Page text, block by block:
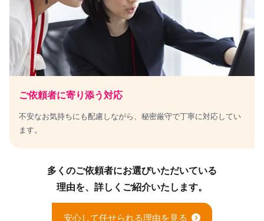
ご依頼者に寄り添う対応
不安なお気持ちにも配慮しながら、秘密厳守で丁寧に対応してい
ます。
多くのご依頼者にお選びいただいている
理由を、詳しくご紹介いたします。
安心して任せられる理由を見る